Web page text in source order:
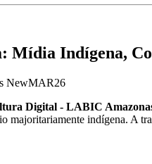
Mídia Indígena,
Digital - LABIC
majoritariamente indígena. A